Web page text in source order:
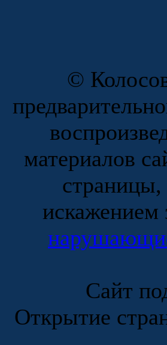
©
материалов
страницы,
искажением
Сайт
Открытие